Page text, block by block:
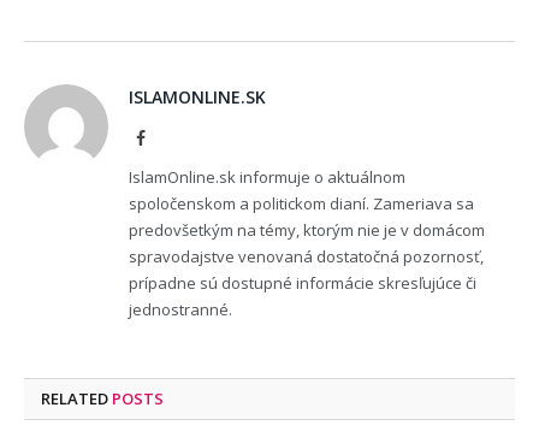
ISLAMONLINE.SK
Facebook
IslamOnline.sk informuje o aktuálnom
spoločenskom a politickom dianí. Zameriava sa
predovšetkým na témy, ktorým nie je v domácom
spravodajstve venovaná dostatočná pozornosť,
prípadne sú dostupné informácie skresľujúce či
jednostranné.
RELATED POSTS